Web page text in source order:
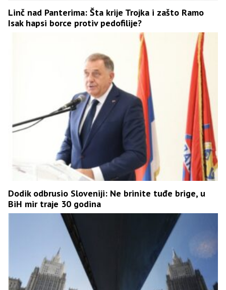
Linč nad Panterima: Šta krije Trojka i zašto Ramo
Isak hapsi borce protiv pedofilije?
Dodik odbrusio Sloveniji: Ne brinite tuđe brige, u
BiH mir traje 30 godina